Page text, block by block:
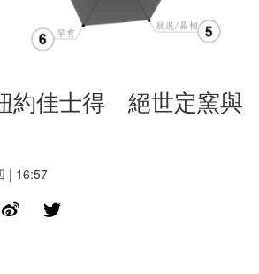
約佳士得 絕世定窯與
| 16:57